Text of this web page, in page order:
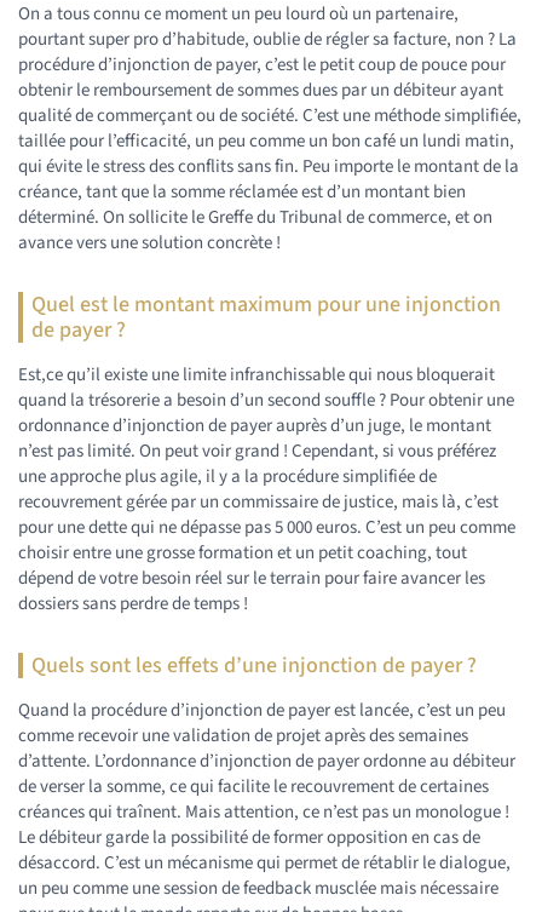
On a tous connu ce moment un peu lourd où un partenaire,
pourtant super pro d’habitude, oublie de régler sa facture, non ? La
procédure d’injonction de payer, c’est le petit coup de pouce pour
obtenir le remboursement de sommes dues par un débiteur ayant
qualité de commerçant ou de société. C’est une méthode simplifiée,
taillée pour l’efficacité, un peu comme un bon café un lundi matin,
qui évite le stress des conflits sans fin. Peu importe le montant de la
créance, tant que la somme réclamée est d’un montant bien
déterminé. On sollicite le Greffe du Tribunal de commerce, et on
avance vers une solution concrète !
Quel est le montant maximum pour une injonction
de payer ?
Est,ce qu’il existe une limite infranchissable qui nous bloquerait
quand la trésorerie a besoin d’un second souffle ? Pour obtenir une
ordonnance d’injonction de payer auprès d’un juge, le montant
n’est pas limité. On peut voir grand ! Cependant, si vous préférez
une approche plus agile, il y a la procédure simplifiée de
recouvrement gérée par un commissaire de justice, mais là, c’est
pour une dette qui ne dépasse pas 5 000 euros. C’est un peu comme
choisir entre une grosse formation et un petit coaching, tout
dépend de votre besoin réel sur le terrain pour faire avancer les
dossiers sans perdre de temps !
Quels sont les effets d’une injonction de payer ?
Quand la procédure d’injonction de payer est lancée, c’est un peu
comme recevoir une validation de projet après des semaines
d’attente. L’ordonnance d’injonction de payer ordonne au débiteur
de verser la somme, ce qui facilite le recouvrement de certaines
créances qui traînent. Mais attention, ce n’est pas un monologue !
Le débiteur garde la possibilité de former opposition en cas de
désaccord. C’est un mécanisme qui permet de rétablir le dialogue,
un peu comme une session de feedback musclée mais nécessaire